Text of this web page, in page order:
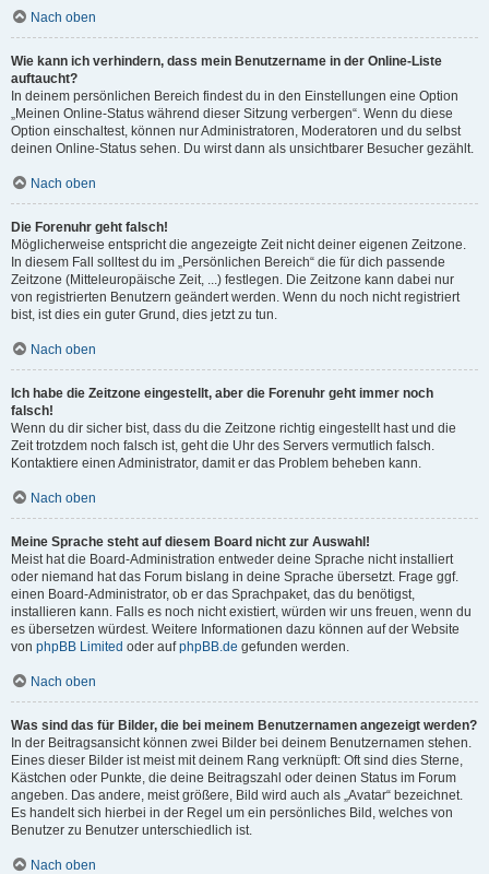
Nach oben
Wie kann ich verhindern, dass mein Benutzername in der Online-Liste
auftaucht?
In deinem persönlichen Bereich findest du in den Einstellungen eine Option
„Meinen Online-Status während dieser Sitzung verbergen“. Wenn du diese
Option einschaltest, können nur Administratoren, Moderatoren und du selbst
deinen Online-Status sehen. Du wirst dann als unsichtbarer Besucher gezählt.
Nach oben
Die Forenuhr geht falsch!
Möglicherweise entspricht die angezeigte Zeit nicht deiner eigenen Zeitzone.
In diesem Fall solltest du im „Persönlichen Bereich“ die für dich passende
Zeitzone (Mitteleuropäische Zeit, ...) festlegen. Die Zeitzone kann dabei nur
von registrierten Benutzern geändert werden. Wenn du noch nicht registriert
bist, ist dies ein guter Grund, dies jetzt zu tun.
Nach oben
Ich habe die Zeitzone eingestellt, aber die Forenuhr geht immer noch
falsch!
Wenn du dir sicher bist, dass du die Zeitzone richtig eingestellt hast und die
Zeit trotzdem noch falsch ist, geht die Uhr des Servers vermutlich falsch.
Kontaktiere einen Administrator, damit er das Problem beheben kann.
Nach oben
Meine Sprache steht auf diesem Board nicht zur Auswahl!
Meist hat die Board-Administration entweder deine Sprache nicht installiert
oder niemand hat das Forum bislang in deine Sprache übersetzt. Frage ggf.
einen Board-Administrator, ob er das Sprachpaket, das du benötigst,
installieren kann. Falls es noch nicht existiert, würden wir uns freuen, wenn du
es übersetzen würdest. Weitere Informationen dazu können auf der Website
von phpBB Limited oder aufphpBB.de gefunden werden.
Nach oben
Was sind das für Bilder, die bei meinem Benutzernamen angezeigt werden?
In der Beitragsansicht können zwei Bilder bei deinem Benutzernamen stehen.
Eines dieser Bilder ist meist mit deinem Rang verknüpft: Oft sind dies Sterne,
Kästchen oder Punkte, die deine Beitragszahl oder deinen Status im Forum
angeben. Das andere, meist größere, Bild wird auch als „Avatar“ bezeichnet.
Es handelt sich hierbei in der Regel um ein persönliches Bild, welches von
Benutzer zu Benutzer unterschiedlich ist.
Nach oben